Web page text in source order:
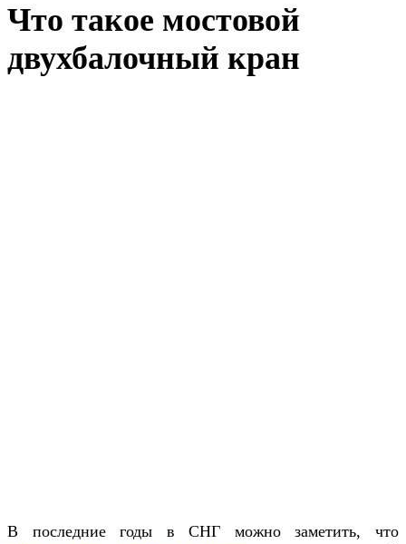
Что такое мостовой
двухбалочный кран
В последние годы в СНГ можно заметить, что